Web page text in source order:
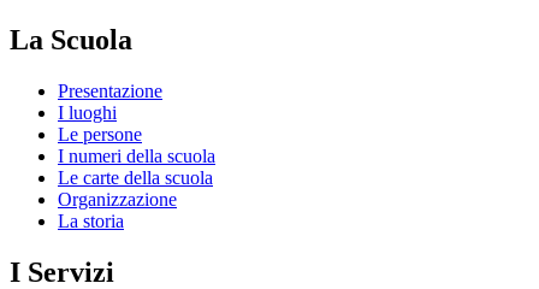
La Scuola
Presentazione
I luoghi
Le persone
I numeri della scuola
Le carte della scuola
Organizzazione
La storia
I Servizi